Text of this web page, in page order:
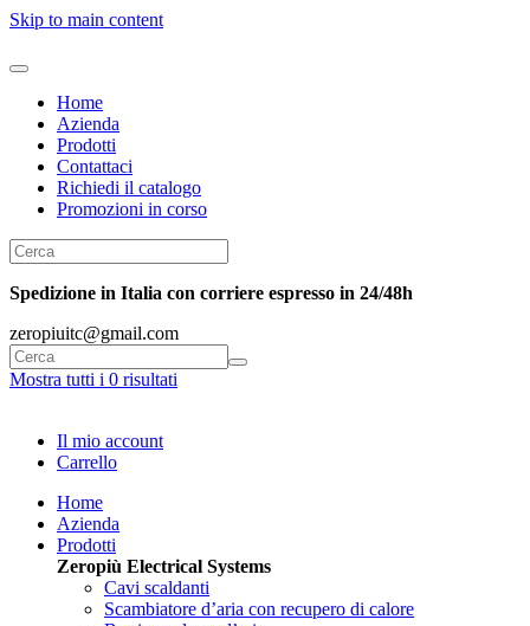
Skip to main content
Home
Azienda
Prodotti
Contattaci
Richiedi il catalogo
Promozioni in corso
Spedizione in Italia con corriere espresso in 24/48h
zeropiuitc@gmail.com
Mostra tutti i 0 risultati
Il mio account
Carrello
Home
Azienda
Prodotti
Zeropiù Electrical Systems
Cavi scaldanti
Scambiatore d’aria con recupero di calore